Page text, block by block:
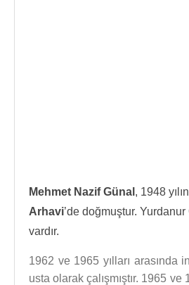
Mehmet Nazif Günal , 1948
Arhavi’de doğmuştur. Yurdanur
vardır.
1962 ve 1965 yılları arasında
usta olarak çalışmıştır. 1965 ve